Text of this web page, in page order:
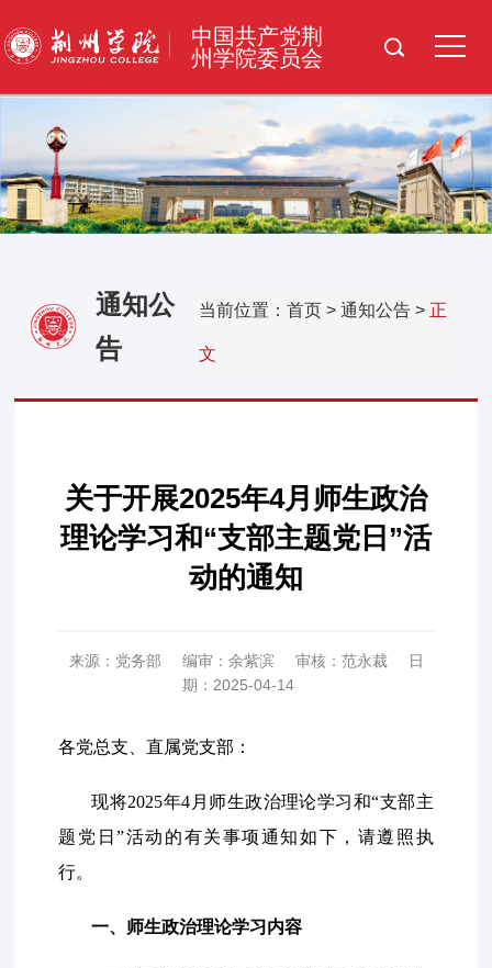
中国共产党荆
州学院委员会
通知公
告
当前位置：首页 >通知公告 > 正
文
关于开展2025年4月师生政治
理论学习和“支部主题党日”活
动的通知
来源：党务部 编审：余紫滨 审核：范永裁
日
期：2025-04-14
各党总支、直属党支部：
现将2025年4月师生政治理论学习和“支部主
题党日”活动的有关事项通知如下，请遵照执
行。
一、师生政治理论学习内容